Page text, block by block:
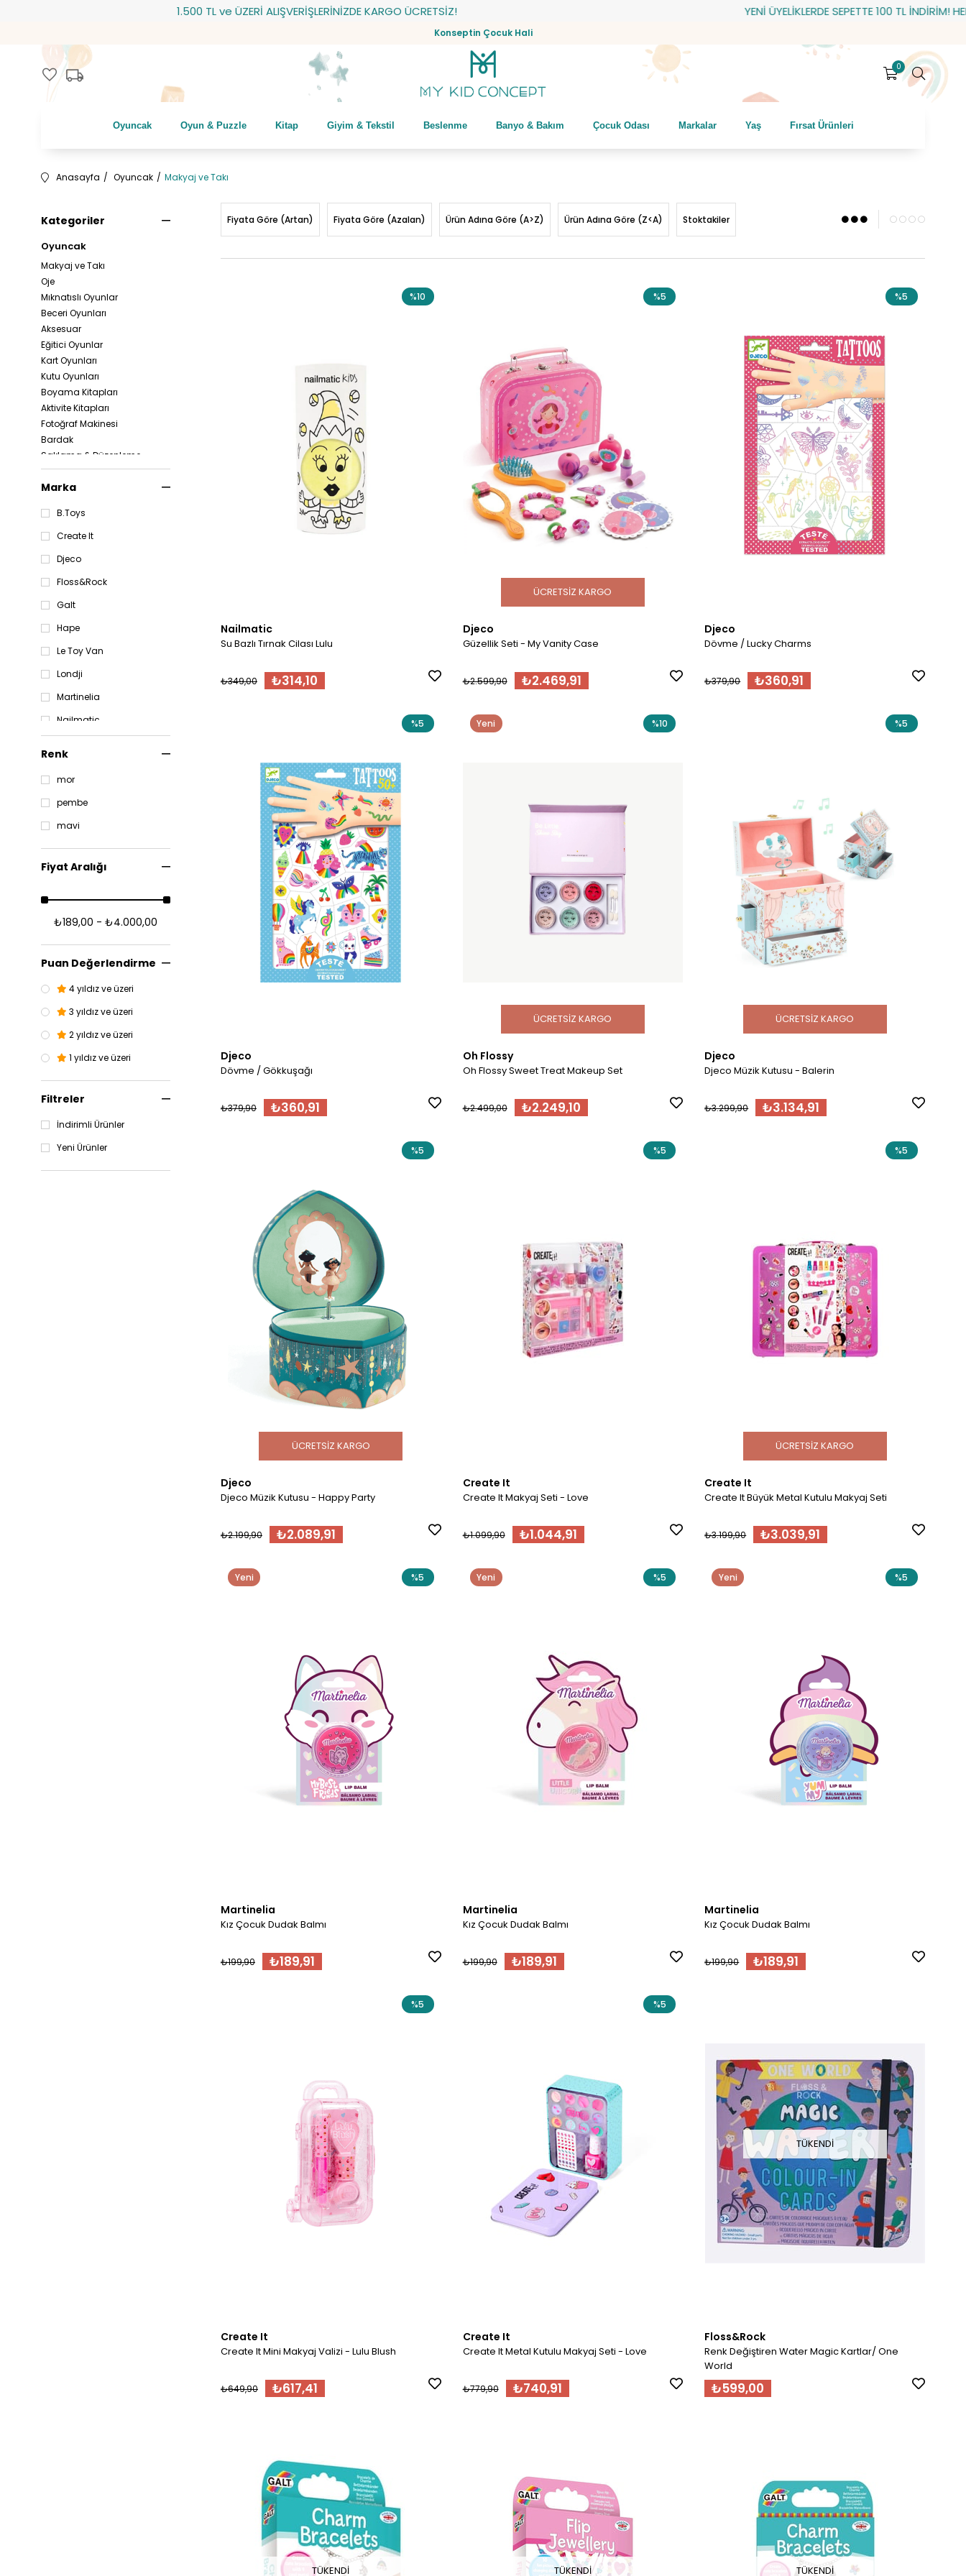
1.500 TL ve ÜZERİ ALIŞVERİŞLERİNİZDE KARGO ÜCRETSİZ! YENİ ÜYELİKLERDE SEPETTE 100 TL İNDİRİM! HEDİYE ÇEKİ:
Konseptin Çocuk Hali
favorite local_shipping 0
Oyuncak Oyun & Puzzle Kitap Giyim & Tekstil Beslenme Banyo & Bakım Çocuk Odası Markalar Yaş Fırsat Ürünleri
Anasayfa Oyuncak Makyaj ve Takı
Kategoriler
Oyuncak
Makyaj ve Takı
Oje
Mıknatıslı Oyunlar
Beceri Oyunları
Aksesuar
Eğitici Oyunlar
Kart Oyunları
Kutu Oyunları
Boyama Kitapları
Aktivite Kitapları
Fotoğraf Makinesi
Bardak
Saklama & Düzenleme
Puzzle & Yapboz
Sesli Oyuncaklar
Bebek Oyuncakları
Aktivite Oyuncakları
Banyo Oyuncakları
Mutfak Oyuncakları
Taşıtlar & Garajlar
Oyuncak Bebek &
Bebek Evi & Aksesuar
Kum & Deniz Oyuncakları
Marka
B.Toys
Create It
Djeco
Floss&Rock
Galt
Hape
Le Toy Van
Londji
Martinelia
Nailmatic
Renk
mor
pembe
mavi
Fiyat Aralığı
₺189,00 - ₺4.000,00
Puan Değerlendirme
4 yıldız ve üzeri
3 yıldız ve üzeri
2 yıldız ve üzeri
1 yıldız ve üzeri
Filtreler
İndirimli Ürünler
Yeni Ürünler
Fiyata Göre (Artan) Fiyata Göre (Azalan) Ürün Adına Göre (A>Z) Ürün Adına Göre (Z<A) Stoktakiler
Nailmatic
Su Bazlı Tırnak Cilası Lulu
₺314,10
₺349,00
%10
Djeco
Güzellik Seti - My Vanity Case
₺2.469,91
₺2.599,90
%5
ÜCRETSIZ KARGO
Djeco
Dövme / Lucky Charms
₺360,91
₺379,90
%5
Djeco
Dövme / Gökkuşağı
₺360,91
₺379,90
%5
Oh Flossy
Oh Flossy Sweet Treat Makeup Set
₺2.249,10
₺2.499,00
%10
ÜCRETSIZ KARGO
Yeni
Djeco
Djeco Müzik Kutusu - Balerin
₺3.134,91
₺3.299,90
%5
ÜCRETSIZ KARGO
Djeco
Djeco Müzik Kutusu - Happy Party
₺2.089,91
₺2.199,90
%5
ÜCRETSIZ KARGO
Create It
Create It Makyaj Seti - Love
₺1.044,91
₺1.099,90
%5
Create It
Create It Büyük Metal Kutulu Makyaj Seti
₺3.039,91
₺3.199,90
%5
ÜCRETSIZ KARGO
Martinelia
Kız Çocuk Dudak Balmı
₺189,91
₺199,90
%5
Yeni
Martinelia
Kız Çocuk Dudak Balmı
₺189,91
₺199,90
%5
Yeni
Martinelia
Kız Çocuk Dudak Balmı
₺189,91
₺199,90
%5
Yeni
Create It
Create It Mini Makyaj Valizi - Lulu Blush
₺617,41
₺649,90
%5
Create It
Create It Metal Kutulu Makyaj Seti - Love
₺740,91
₺779,90
%5
TÜKENDI
Floss&Rock
Renk Değiştiren Water Magic Kartlar/ One
World
₺599,00
TÜKENDI TÜKENDI TÜKENDI